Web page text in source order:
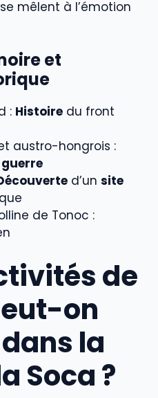
se mêlent à l’émotion
et
: Histoire du front
austro-hongrois :
guerre
d’un site
de Tonoc :
de
on
la
Soca ?